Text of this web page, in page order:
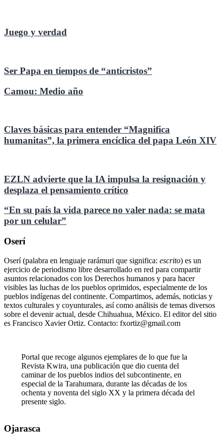
Juego y verdad
Ser Papa en tiempos de “anticristos”
Camou: Medio año
Claves básicas para entender “Magnifica
humanitas”, la primera encíclica del papa León XIV
EZLN advierte que la IA impulsa la resignación y
desplaza el pensamiento crítico
“En su país la vida parece no valer nada: se mata
por un celular”
Oserí
Oserí (palabra en lenguaje rarámuri que significa: escrito) es un
ejercicio de periodismo libre desarrollado en red para compartir
asuntos relacionados con los Derechos humanos y para hacer
visibles las luchas de los pueblos oprimidos, especialmente de los
pueblos indígenas del continente. Compartimos, además, noticias y
textos culturales y coyunturales, así como análisis de temas diversos
sobre el devenir actual, desde Chihuahua, México. El editor del sitio
es Francisco Xavier Ortiz. Contacto: fxortiz@gmail.com
Portal que recoge algunos ejemplares de lo que fue la
Revista Kwira, una publicación que dio cuenta del
caminar de los pueblos indios del subcontinente, en
especial de la Tarahumara, durante las décadas de los
ochenta y noventa del siglo XX y la primera década del
presente siglo.
Ojarasca